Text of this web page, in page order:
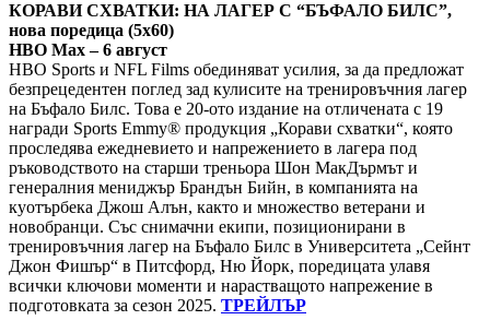
КОРАВИ СХВАТКИ: НА ЛАГЕР С “БЪФАЛО БИЛС”,
нова поредица (5х60)
HBO Max – 6 август
HBO Sports и NFL Films обединяват усилия, за да предложат
безпрецедентен поглед зад кулисите на тренировъчния лагер
на Бъфало Билс. Това е 20-ото издание на отличената с 19
награди Sports Emmy® продукция „Корави схватки“, която
проследява ежедневието и напрежението в лагера под
ръководството на старши треньора Шон МакДърмът и
генералния мениджър Брандън Бийн, в компанията на
куотърбека Джош Алън, както и множество ветерани и
новобранци. Със снимачни екипи, позиционирани в
тренировъчния лагер на Бъфало Билс в Университета „Сейнт
Джон Фишър“ в Питсфорд, Ню Йорк, поредицата улавя
всички ключови моменти и нарастващото напрежение в
подготовката за сезон 2025. ТРЕЙЛЪР